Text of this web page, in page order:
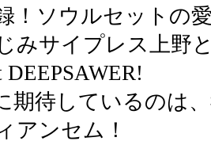
！ソウルセットの
みサイプレス上野
期待しているのは
アンセム！